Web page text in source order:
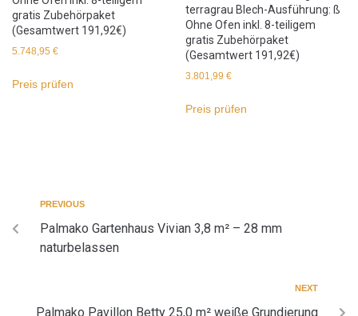
gratis Zubehörpaket
(Gesamtwert 191,92€)
5.748,95 €
Preis prüfen
terragrau Blech-Ausführung: ß
Ohne Ofen inkl. 8-teiligem
gratis Zubehörpaket
(Gesamtwert 191,92€)
3.801,99€
Preis prüfen
PREVIOUS
Palmako Gartenhaus Vivian 3,8 m² – 28 mm
naturbelassen
NEXT
Palmako Pavillon Betty 25,0 m² weiße Grundierung